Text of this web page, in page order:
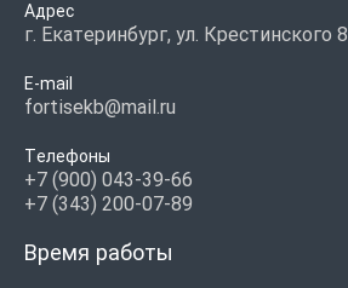
Адрес
г. Екатеринбург, ул. Крестинского 8
E-mail
fortisekb@mail.ru
Телефоны
+7 (900) 043-39-66
+7 (343) 200-07-89
Время работы